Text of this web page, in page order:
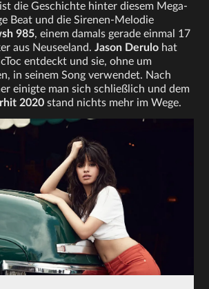
die Geschichte hinter diesem Mega-
Beat und die Sirenen-Melodie
985, einem damals gerade einmal 17
aus Neuseeland.Jason Derulo hat
entdeckt und sie, ohne um
in seinem Song verwendet. Nach
einigte man sich schließlich und dem
2020 stand nichts mehr im Wege.